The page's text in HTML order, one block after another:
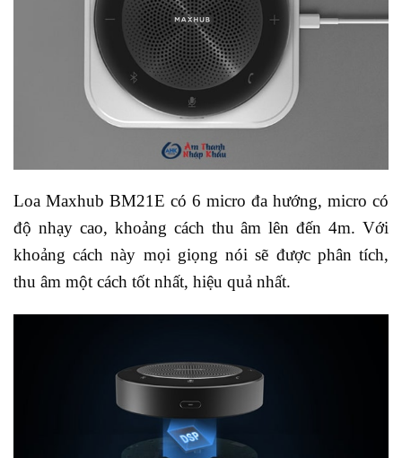
Loa Maxhub BM21E có 6 micro đa hướng, micro có
độ nhạy cao, khoảng cách thu âm lên đến 4m. Với
khoảng cách này mọi giọng nói sẽ được phân tích,
thu âm một cách tốt nhất, hiệu quả nhất.